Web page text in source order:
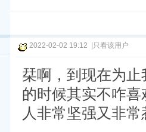
2022-02-02 19:12 只看该用户
栞啊，到现在为
的时候其实不咋
人非常坚强又非